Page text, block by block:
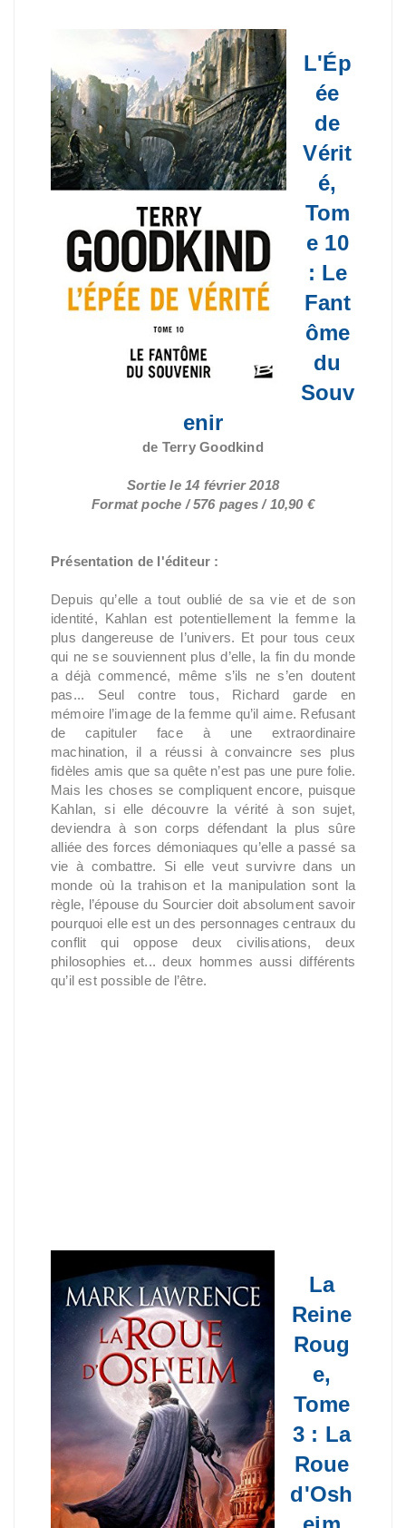
L'Ép
ée
de
Vérit
é,
Tom
e 10
: Le
Fant
ôme
du
Souv
enir
de Terry Goodkind
Sortie le 14 février 2018
Format poche / 576 pages / 10,90 €
Présentation de l'éditeur :
Depuis qu’elle a tout oublié de sa vie et de son
identité, Kahlan est potentiellement la femme la
plus dangereuse de l’univers. Et pour tous ceux
qui ne se souviennent plus d’elle, la fin du monde
a déjà commencé, même s’ils ne s’en doutent
pas... Seul contre tous, Richard garde en
mémoire l’image de la femme qu’il aime. Refusant
de capituler face à une extraordinaire
machination, il a réussi à convaincre ses plus
fidèles amis que sa quête n’est pas une pure folie.
Mais les choses se compliquent encore, puisque
Kahlan, si elle découvre la vérité à son sujet,
deviendra à son corps défendant la plus sûre
alliée des forces démoniaques qu’elle a passé sa
vie à combattre. Si elle veut survivre dans un
monde où la trahison et la manipulation sont la
règle, l’épouse du Sourcier doit absolument savoir
pourquoi elle est un des personnages centraux du
conflit qui oppose deux civilisations, deux
philosophies et... deux hommes aussi différents
qu’il est possible de l’être.
La
Reine
Roug
e,
Tome
3 : La
Roue
d'Osh